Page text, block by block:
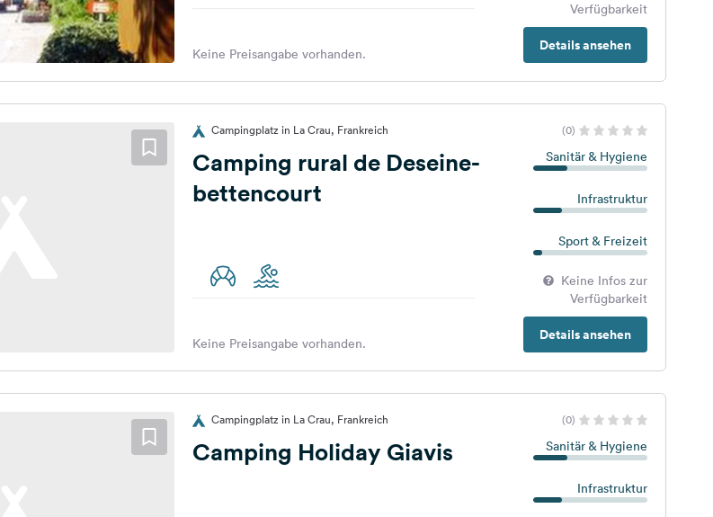
Verfügbarkeit
Details ansehen
Keine Preisangabe vorhanden.
Campingplatz in La Crau, Frankreich (0)
Camping rural de Deseine-
bettencourt
Sanitär & Hygiene
Infrastruktur
Sport & Freizeit
Keine Infos zur
Verfügbarkeit
Details ansehen
Keine Preisangabe vorhanden.
Campingplatz in La Crau, Frankreich (0)
Camping Holiday Giavis Sanitär & Hygiene
Infrastruktur